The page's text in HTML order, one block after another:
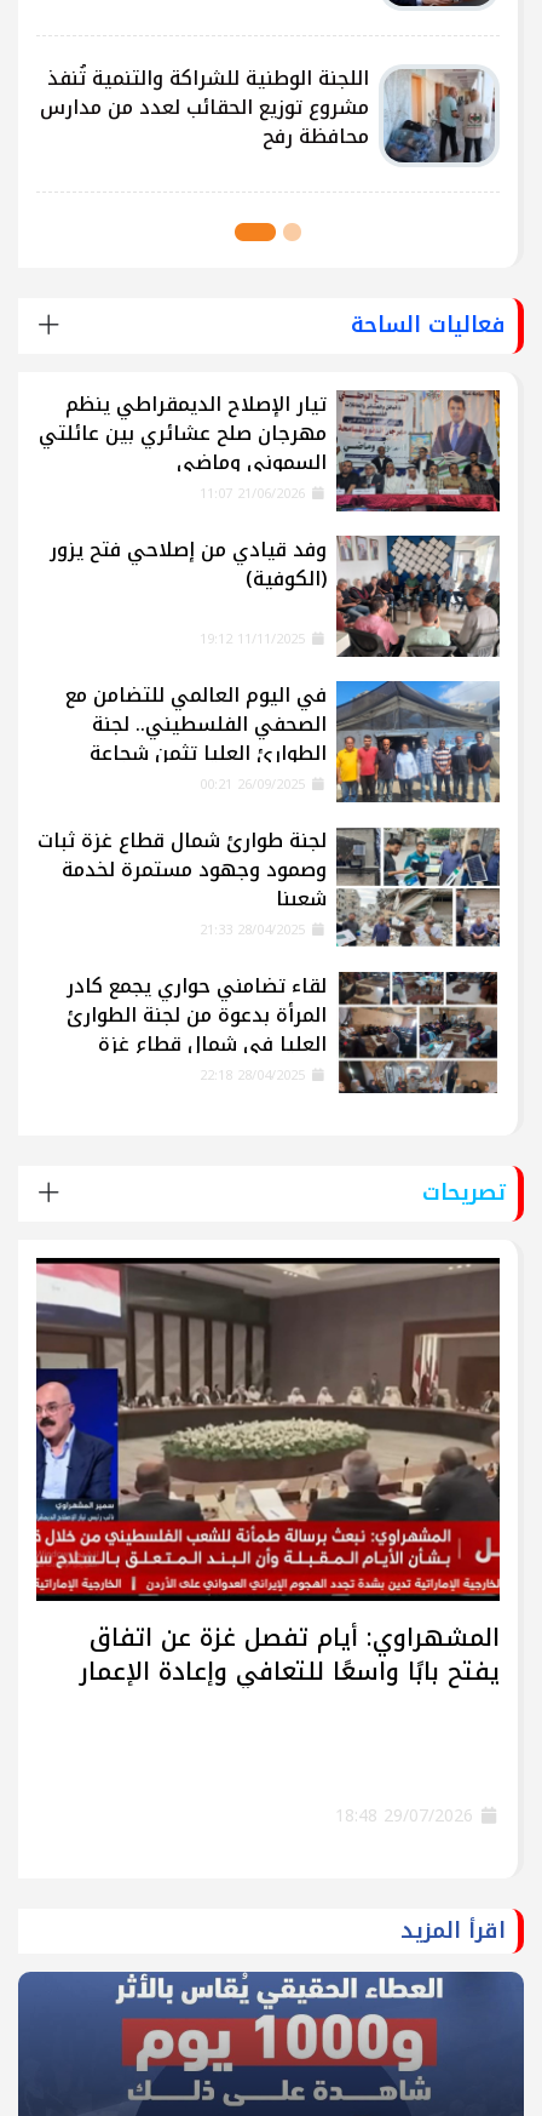
اللجنة الوطنية للشراكة والتنمية تُنفذ
مشروع توزيع الحقائب لعدد من مدارس
محافظة رفح
فعاليات الساحة
تيار الإصلاح الديمقراطي ينظم
مهرجان صلح عشائري بين عائلتي
السموني وماضي
وفد قيادي من إصلاحي فتح يزور
(الكوفية)
في اليوم العالمي للتضامن مع
الصحفي الفلسطيني.. لجنة
الطوارئ العليا تثمن شجاعة
الإعلاميين في غزة
لجنة طوارئ شمال قطاع غزة ثبات
وصمود وجهود مستمرة لخدمة
شعبنا
لقاء تضامني حواري يجمع كادر
المرأة بدعوة من لجنة الطوارئ
العليا في شمال قطاع غزة
تصريحات
المشهراوي: أيام تفصل غزة عن اتفاق
يفتح بابًا واسعًا للتعافي وإعادة الإعمار
اقرأ المزيد